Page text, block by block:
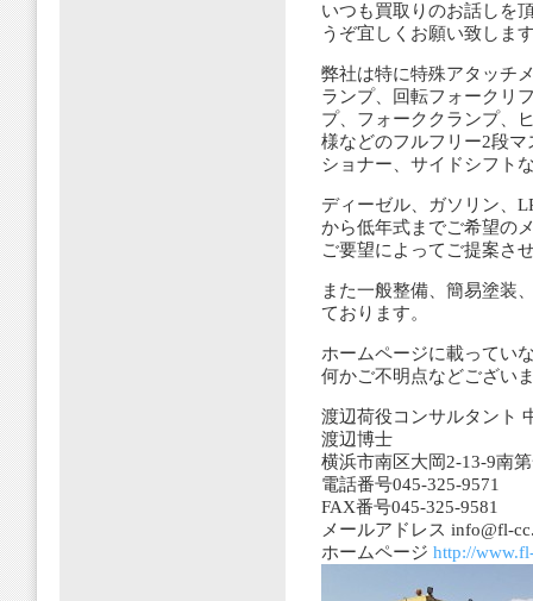
いつも買取りのお話しを
うぞ宜しくお願い致しま
弊社は特に特殊アタッチ
ランプ、回転フォークリ
プ、フォーククランプ、
様などのフルフリー2段
ショナー、サイドシフト
ディーゼル、ガソリン、
から低年式までご希望の
ご要望によってご提案さ
また一般整備、簡易塗装
ております。
ホームページに載ってい
何かご不明点などござい
渡辺荷役コンサルタント
渡辺博士
横浜市南区大岡2-13-9南
電話番号045-325-9571
FAX番号045-325-9581
メールアドレス info@fl-
ホームページ http://